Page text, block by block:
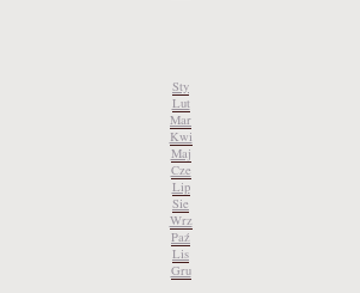
Sty
Lut
Mar
Kwi
Maj
Cze
Lip
Sie
Wrz
Paź
Lis
Gru